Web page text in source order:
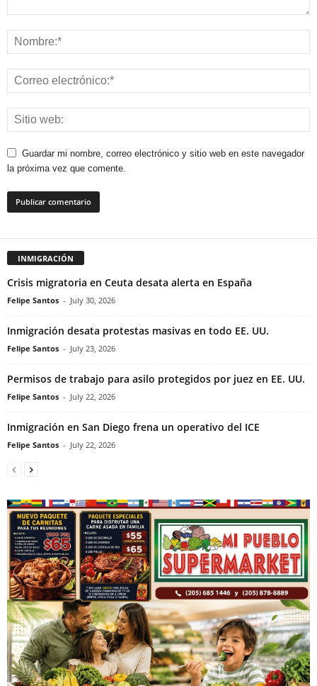
Guardar mi nombre, correo electrónico y sitio web en este navegador
la próxima vez que comente.
INMIGRACIÓN
Crisis migratoria en Ceuta desata alerta en España
Felipe Santos - July 30, 2026
Inmigración desata protestas masivas en todo EE. UU.
Felipe Santos - July 23, 2026
Permisos de trabajo para asilo protegidos por juez en EE. UU.
Felipe Santos - July 22, 2026
Inmigración en San Diego frena un operativo del ICE
Felipe Santos - July 22, 2026